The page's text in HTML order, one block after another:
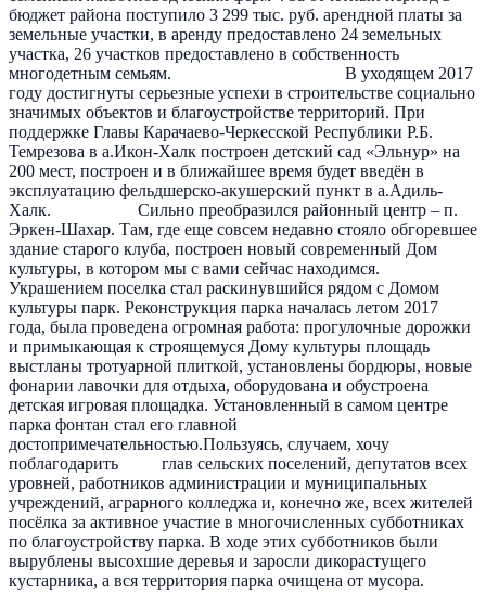
бюджет района поступило 3 299 тыс. руб. арендной платы за
земельные участки, в аренду предоставлено 24 земельных
участка, 26 участков предоставлено в собственность
многодетным семьям. В уходящем 2017
году достигнуты серьезные успехи в строительстве социально
значимых объектов и благоустройстве территорий. При
поддержке Главы Карачаево-Черкесской Республики Р.Б.
Темрезова в а.Икон-Халк построен детский сад «Эльнур» на
200 мест, построен и в ближайшее время будет введён в
эксплуатацию фельдшерско-акушерский пункт в а.Адиль-
Халк. Сильно преобразился районный центр – п.
Эркен-Шахар. Там, где еще совсем недавно стояло обгоревшее
здание старого клуба, построен новый современный Дом
культуры, в котором мы с вами сейчас находимся.
Украшением поселка стал раскинувшийся рядом с Домом
культуры парк. Реконструкция парка началась летом 2017
года, была проведена огромная работа: прогулочные дорожки
и примыкающая к строящемуся Дому культуры площадь
выстланы тротуарной плиткой, установлены бордюры, новые
фонарии лавочки для отдыха, оборудована и обустроена
детская игровая площадка. Установленный в самом центре
парка фонтан стал его главной
достопримечательностью.Пользуясь, случаем, хочу
поблагодарить глав сельских поселений, депутатов всех
уровней, работников администрации и муниципальных
учреждений, аграрного колледжа и, конечно же, всех жителей
посёлка за активное участие в многочисленных субботниках
по благоустройству парка. В ходе этих субботников были
вырублены высохшие деревья и заросли дикорастущего
кустарника, а вся территория парка очищена от мусора.